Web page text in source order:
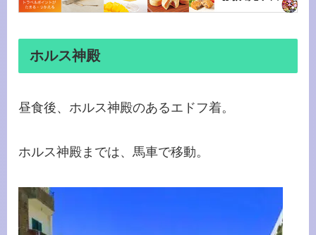
ホルス神殿
昼食後、ホルス神殿のあるエドフ着。
ホルス神殿までは、馬車で移動。